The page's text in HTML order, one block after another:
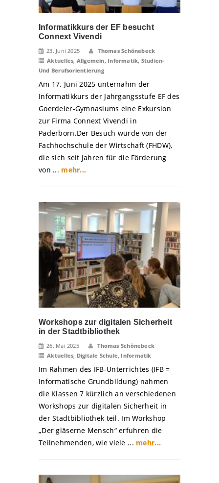
Informatikkurs der EF besucht
Connext Vivendi
23. Juni 2025
Thomas Schönebeck
Aktuelles Allgemein Informatik Studien-
Und Berufsorientierung
Am 17. Juni 2025 unternahm der
Informatikkurs der Jahrgangsstufe EF des
Goerdeler-Gymnasiums eine Exkursion
zur Firma Connext Vivendi in
Paderborn.Der Besuch wurde von der
Fachhochschule der Wirtschaft (FHDW),
die sich seit Jahren für die Förderung
von ... mehr...
Workshops zur digitalen Sicherheit
in der Stadtbibliothek
26. Mai 2025
Thomas Schönebeck
Aktuelles, Digitale Schule, Informatik
Im Rahmen des IFB-Unterrichtes (IFB =
Informatische Grundbildung) nahmen
die Klassen 7 kürzlich an verschiedenen
Workshops zur digitalen Sicherheit in
der Stadtbibliothek teil. Im Workshop
„Der gläserne Mensch“ erfuhren die
Teilnehmenden, wie viele ... mehr...